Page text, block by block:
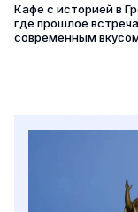
Кафе с историей в
где прошлое
современным